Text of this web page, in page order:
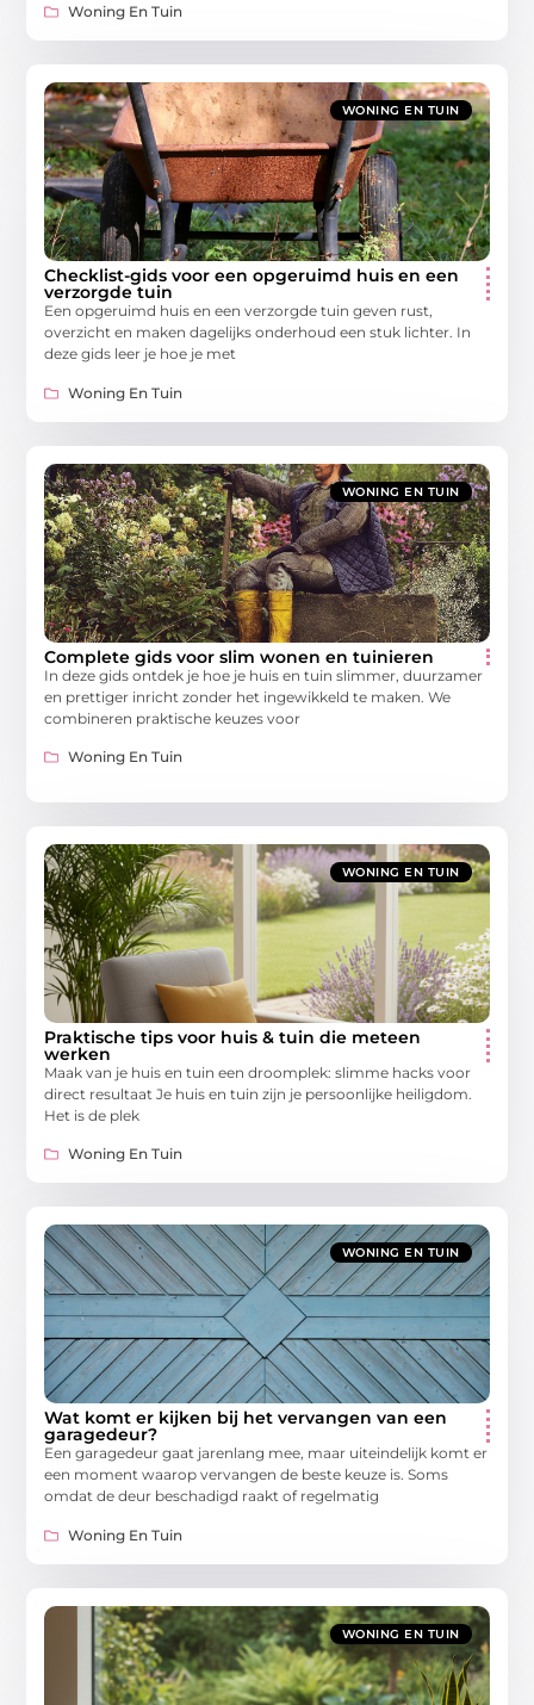
Woning En Tuin
WONING EN TUIN
Checklist-gids voor een opgeruimd huis en een
verzorgde tuin
Een opgeruimd huis en een verzorgde tuin geven rust,
overzicht en maken dagelijks onderhoud een stuk lichter. In
deze gids leer je hoe je met
Woning En Tuin
WONING EN TUIN
Complete gids voor slim wonen en tuinieren
In deze gids ontdek je hoe je huis en tuin slimmer, duurzamer
en prettiger inricht zonder het ingewikkeld te maken. We
combineren praktische keuzes voor
Woning En Tuin
WONING EN TUIN
Praktische tips voor huis & tuin die meteen
werken
Maak van je huis en tuin een droomplek: slimme hacks voor
direct resultaat Je huis en tuin zijn je persoonlijke heiligdom.
Het is de plek
Woning En Tuin
WONING EN TUIN
Wat komt er kijken bij het vervangen van een
garagedeur?
Een garagedeur gaat jarenlang mee, maar uiteindelijk komt er
een moment waarop vervangen de beste keuze is. Soms
omdat de deur beschadigd raakt of regelmatig
Woning En Tuin
WONING EN TUIN